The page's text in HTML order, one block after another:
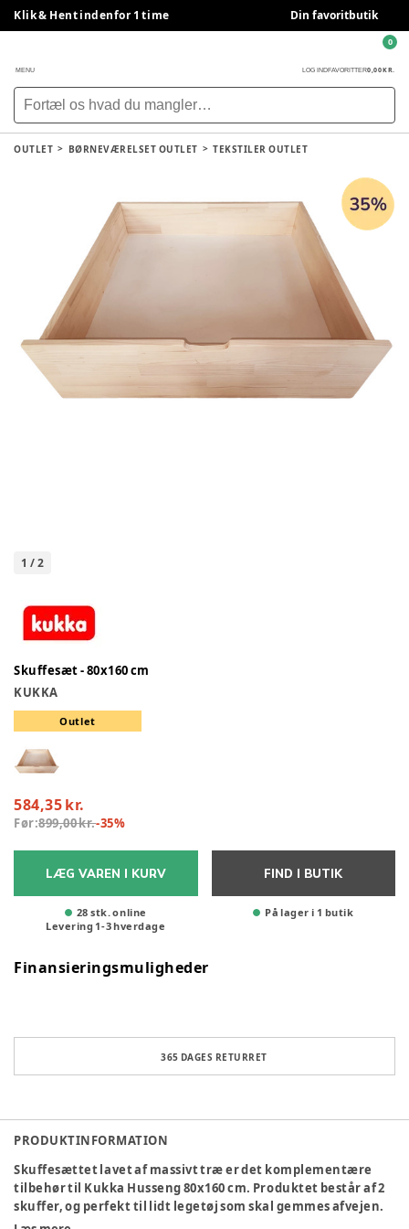
Klik & Hent indenfor 1 time Din favoritbutik
MENU LOG INDFAVORITTER0,00 KR.
0
OUTLET BØRNEVÆRELSET OUTLET TEKSTILER OUTLET
1 /2
Skuffesæt - 80x160 cm
KUKKA
Outlet
584,35 kr.
Før:899,00 kr.-35%
LÆG VAREN I KURV
28 stk. online
Levering 1-3hverdage
FIND I BUTIK
På lager i 1 butik
Finansieringsmuligheder
365 DAGES RETURRET
PRODUKTINFORMATION
Skuffesættet lavet af massivt træ er det komplementære
tilbehør til Kukka Husseng 80x160 cm. Produktet består af 2
skuffer, og perfekt til lidt legetøj som skal gemmes afvejen.